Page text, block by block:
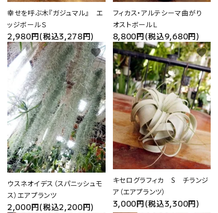
幸せを呼ぶ木『ガジュマル』 エ
ッジボールＳ
2,980円(税込3,278円)
フィカス・アルテシーマ曲がり
オストボールＬ
8,800円(税込9,680円)
ウスネオイデス（スパニッシュモ
ス）エアプランツ
2,000円(税込2,200円)
favorite
キセログラフィカ S チランジ
ア（エアプランツ）
3,000円(税込3,300円)
favorite